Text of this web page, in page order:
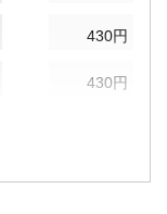
430円
430円